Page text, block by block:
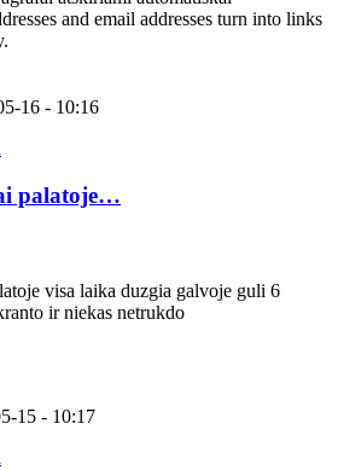
and email addresses turn into links
16 - 10:16
palatoje…
visa laika duzgia galvoje guli 6
ir niekas netrukdo
15 - 10:17